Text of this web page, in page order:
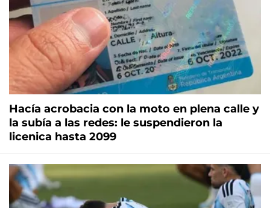
Hacía acrobacia con la moto en plena calle y
la subía a las redes: le suspendieron la
licenica hasta 2099